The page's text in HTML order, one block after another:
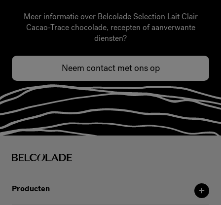
Meer informatie over Belcolade Selection Lait Clair
Cacao-Trace chocolade, recepten of aanverwante
diensten?
Neem contact met ons op
Producten